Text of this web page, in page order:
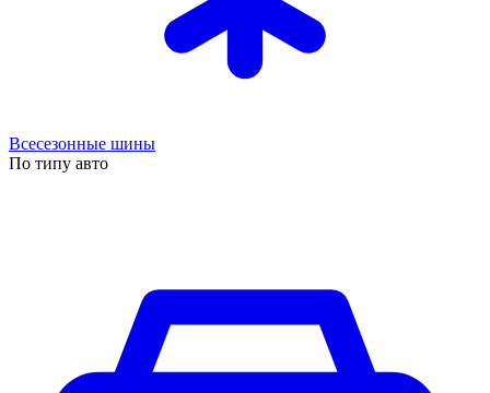
Всесезонные шины
По типу авто